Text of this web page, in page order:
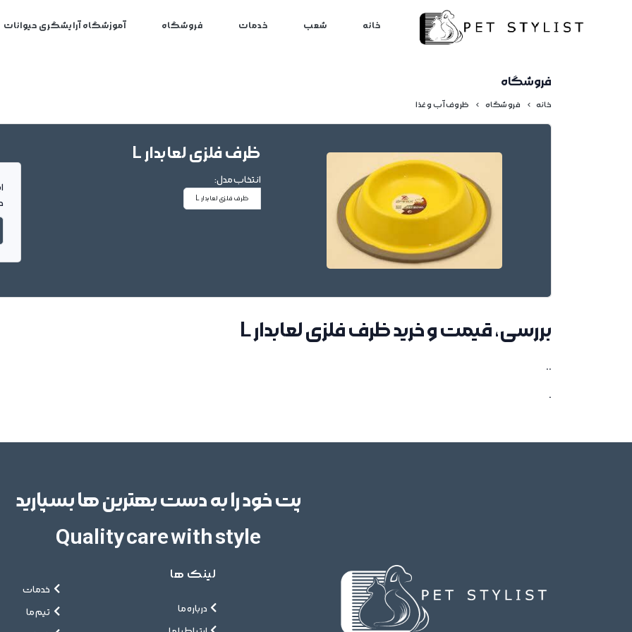
خانه شعب خدمات فروشگاه آموزشگاه آرایشگری حیوانات
فروشگاه
خانه فروشگاه ظروف آب و غذا
ظرف فلزی لعابدار L
انتخاب مدل:
ظرف فلزی لعابدار L
بررسی، قیمت و خرید ظرف فلزی لعابدار L
..
.
پت خود را به دست بهترین ها بسپارید
Quality care with style
لینک ها
درباره ما
خدمات
تیم ما